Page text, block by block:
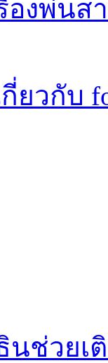
รื่องพ่น
ยวกับ
ช่วยเ